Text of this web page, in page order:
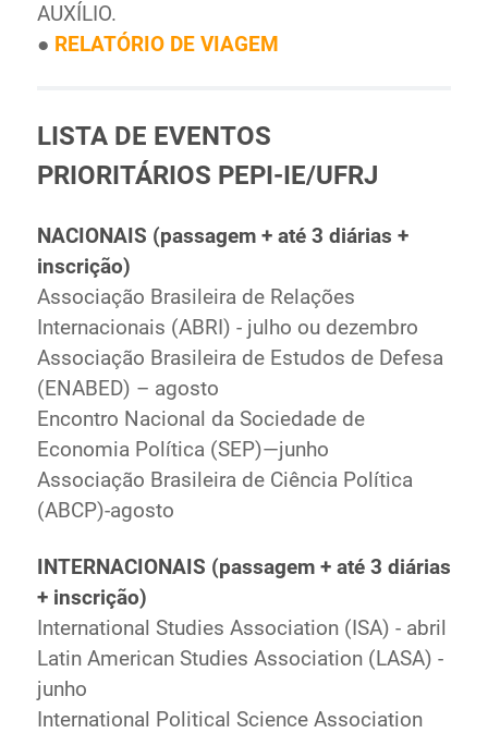
AUXÍLIO.
● RELATÓRIO DE VIAGEM
LISTA DE EVENTOS
PRIORITÁRIOS PEPI-IE/UFRJ
NACIONAIS (passagem + até 3 diárias +
inscrição)
Associação Brasileira de Relações
Internacionais (ABRI) - julho ou dezembro
Associação Brasileira de Estudos de Defesa
(ENABED) – agosto
Encontro Nacional da Sociedade de
Economia Política (SEP)—junho
Associação Brasileira de Ciência Política
(ABCP)-agosto
INTERNACIONAIS (passagem + até 3 diárias
+ inscrição)
International Studies Association (ISA) - abril
Latin American Studies Association (LASA) -
junho
International Political Science Association